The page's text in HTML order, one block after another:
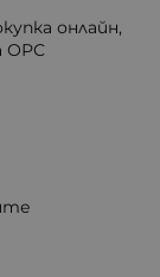
онлайн,
ОРС